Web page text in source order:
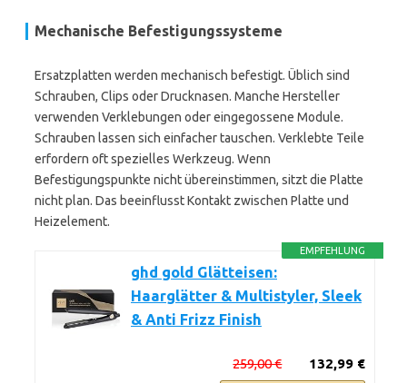
Mechanische Befestigungssysteme
Ersatzplatten werden mechanisch befestigt. Üblich sind
Schrauben, Clips oder Drucknasen. Manche Hersteller
verwenden Verklebungen oder eingegossene Module.
Schrauben lassen sich einfacher tauschen. Verklebte Teile
erfordern oft spezielles Werkzeug. Wenn
Befestigungspunkte nicht übereinstimmen, sitzt die Platte
nicht plan. Das beeinflusst Kontakt zwischen Platte und
Heizelement.
EMPFEHLUNG
ghd gold Glätteisen:
Haarglätter & Multistyler, Sleek
& Anti Frizz Finish
132,99 €
259,00 €